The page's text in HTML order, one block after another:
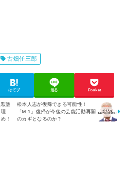
古畑任三郎
はてブ 送る Pocket
塗
！
松本人志が復帰できる可能性！
「M-1」復帰が今後の芸能活動再開
のカギとなるのか？